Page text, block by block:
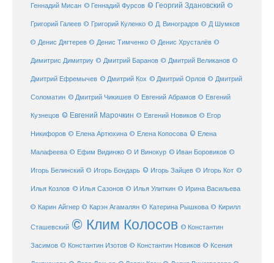
Геннадий Мисан © Геннадий Фурсов © Георгий Здановский ©
Григорий Галеев © Григорий Куленко © Д. Виноградов © Д Шумков
© Денис Дягтерев © Денис Тимченко © Денис Хрусталёв ©
Димитрис Димитриу © Дмитрий Баранов © Дмитрий Великанов ©
Дмитрий Ефремычев © Дмитрий Кох © Дмитрий Орлов © Дмитрий
Соломатин © Дмитрий Чикишев © Евгений Абрамов © Евгений
Кузнецов © Евгений Марочкин © Евгений Новиков © Егор
Никифоров © Елена Артюхина © Елена Копосова © Елена
Малафеева © Ефим Видинжо © И Винокур © Иван Боровиков ©
Игорь Белинский © Игорь Бондарь © Игорь Зайцев © Игорь Кот ©
Илья Козлов © Илья Сазонов © Илья Улиткин © Ирина Васильева
© Карин Айгнер © Карэн Агамалян © Катерина Рышкова © Кирилл
Сташевский © Клим Колосов © Константин
Засимов © Константин Изотов © Константин Новиков © Ксения